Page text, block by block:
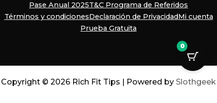
Pase Anual 2025T&C Programa de Referidos
Términos y condicionesDeclaración de PrivacidadMi cuenta
Prueba Gratuita
Copyright © 2026 Rich Fit Tips | Powered by Slothgeek
0